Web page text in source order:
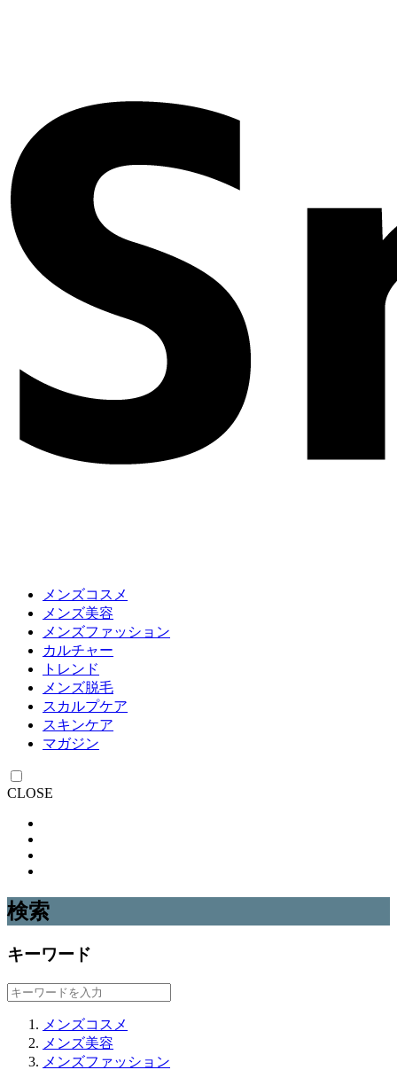
メンズコスメ
メンズ美容
メンズファッション
カルチャー
トレンド
メンズ脱毛
スカルプケア
スキンケア
マガジン
CLOSE
検索
キーワード
メンズコスメ
メンズ美容
メンズファッション